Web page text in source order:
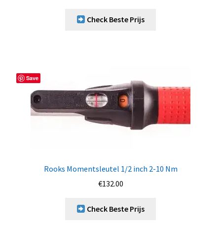
Check Beste Prijs
Save
Rooks Momentsleutel 1/2 inch 2-10 Nm
€132.00
Check Beste Prijs